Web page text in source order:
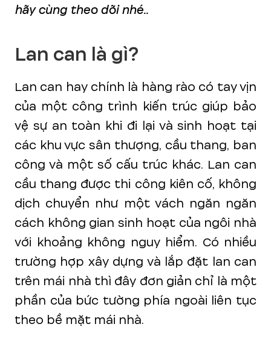
hãy cùng theo dõi nhé..
Lan can là gì?
Lan can hay chính là hàng rào có tay vịn
của một công trình kiến trúc giúp bảo
vệ sự an toàn khi đi lại và sinh hoạt tại
các khu vực sân thượng, cầu thang, ban
công và một số cấu trúc khác. Lan can
cầu thang được thi công kiên cố, không
dịch chuyển như một vách ngăn ngăn
cách không gian sinh hoạt của ngôi nhà
với khoảng không nguy hiểm. Có nhiều
trường hợp xây dựng và lắp đặt lan can
trên mái nhà thì đây đơn giản chỉ là một
phần của bức tường phía ngoài liên tục
theo bề mặt mái nhà.